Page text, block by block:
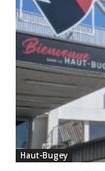
Haut-Bugey